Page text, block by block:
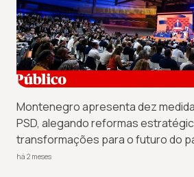
Montenegro apresenta dez
PSD, alegando reformas
transformações para o futuro do
há 2 meses